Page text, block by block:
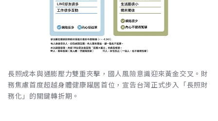
長照成本與通膨壓力雙重夾擊，國人風險意識迎來黃金交叉。財
務焦慮首度超越身體健康躍居首位，宣告台灣正式步入「長照財
務化」的關鍵轉折期。